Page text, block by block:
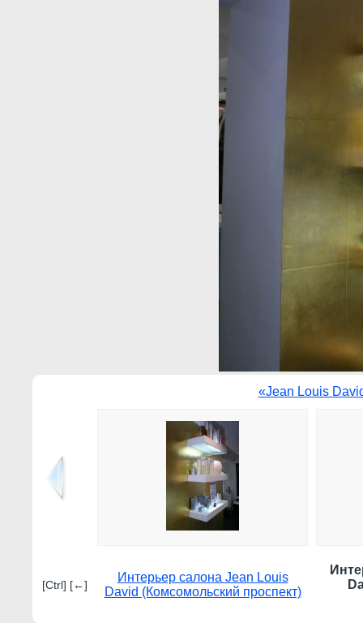
«Jean Louis
[Ctrl] [←]
Интерьер салона Jean Louis
David (Комсомольский проспект)